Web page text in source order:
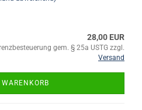
28,00 EUR
gem. § 25a USTG zzgl.
Versand
WARENKORB